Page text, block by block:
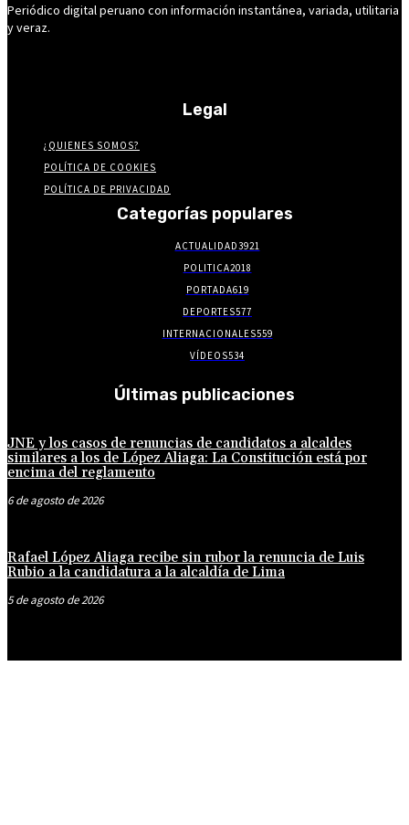
Periódico digital peruano con información instantánea, variada, utilitaria
y veraz.
Legal
¿QUIENES SOMOS?
POLÍTICA DE COOKIES
POLÍTICA DE PRIVACIDAD
Categorías populares
ACTUALIDAD3921
POLITICA2018
PORTADA619
DEPORTES577
INTERNACIONALES559
VÍDEOS534
Últimas publicaciones
JNE y los casos de renuncias de candidatos a alcaldes
similares a los de López Aliaga: La Constitución está por
encima del reglamento
6 de agosto de 2026
Rafael López Aliaga recibe sin rubor la renuncia de Luis
Rubio a la candidatura a la alcaldía de Lima
5 de agosto de 2026